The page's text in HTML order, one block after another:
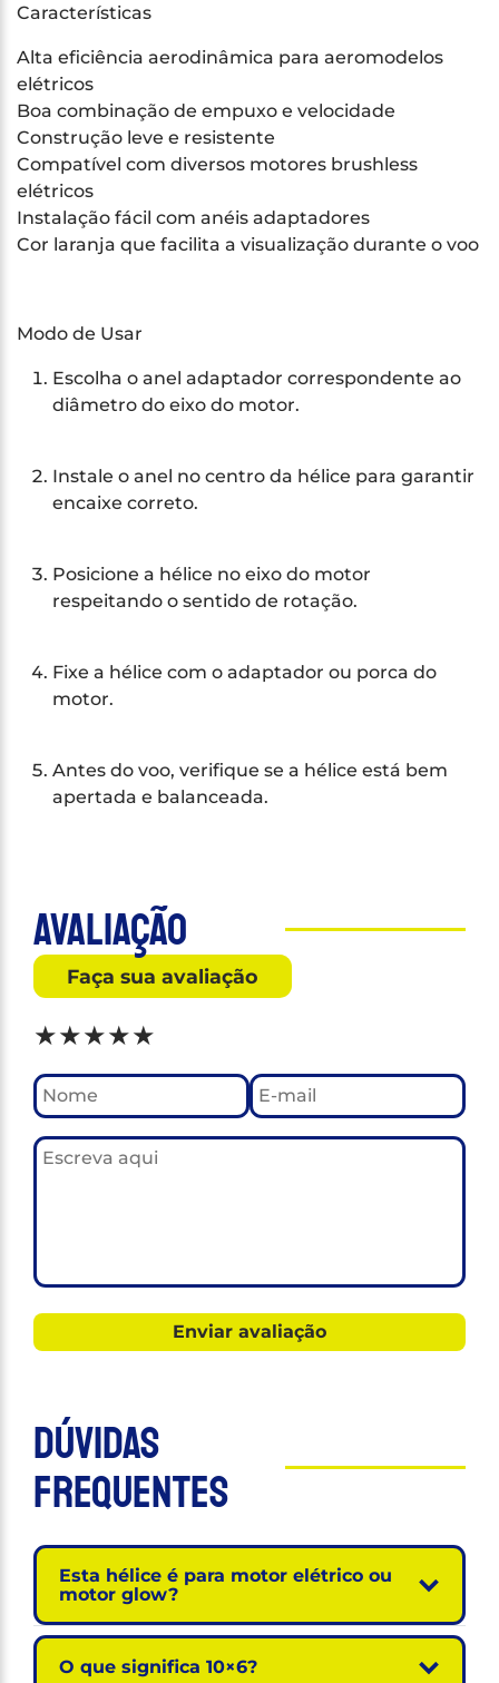
Características
Alta eficiência aerodinâmica para aeromodelos
elétricos
Boa combinação de empuxo e velocidade
Construção leve e resistente
Compatível com diversos motores brushless
elétricos
Instalação fácil com anéis adaptadores
Cor laranja que facilita a visualização durante o voo
Modo de Usar
Escolha o anel adaptador correspondente ao
diâmetro do eixo do motor.
Instale o anel no centro da hélice para garantir
encaixe correto.
Posicione a hélice no eixo do motor
respeitando o sentido de rotação.
Fixe a hélice com o adaptador ou porca do
motor.
Antes do voo, verifique se a hélice está bem
apertada e balanceada.
Avaliação
Faça sua avaliação
★★★★★
Dúvidas
Frequentes
Esta hélice é para motor elétrico ou
motor glow?
O que significa 10×6?